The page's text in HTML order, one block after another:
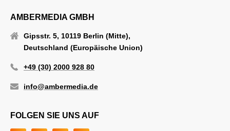
AMBERMEDIA GMBH
Gipsstr. 5, 10119 Berlin (Mitte),
Deutschland (Europäische Union)
+49 (30) 2000 928 80
info@ambermedia.de
FOLGEN SIE UNS AUF